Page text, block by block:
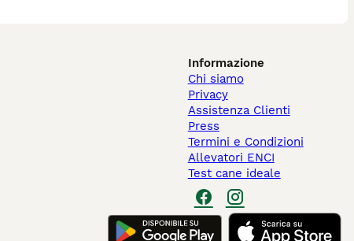
Informazione
Chi siamo
Privacy
Assistenza Clienti
Press
Termini e Condizioni
Allevatori ENCI
Test cane ideale